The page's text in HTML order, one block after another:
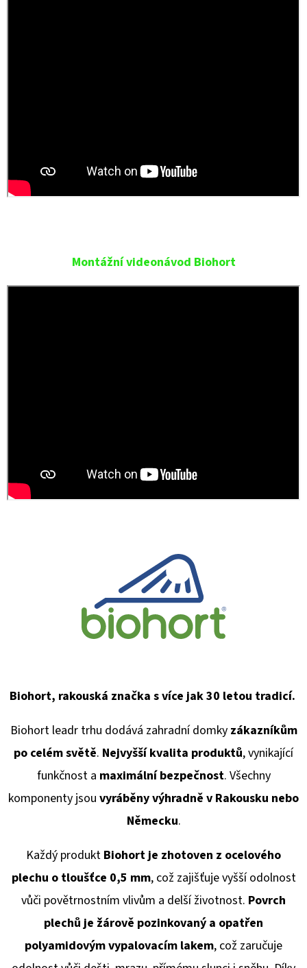
Montážní videonávod Biohort
Biohort, rakouská značka s více jak 30 letou tradicí.
Biohort leadr trhu dodává zahradní domky zákazníkům
po celém světě. Nejvyšší kvalita produktů, vynikající
funkčnost a maximální bezpečnost. Všechny
komponenty jsou vyráběny výhradně v Rakousku nebo
Německu.
Každý produkt Biohort je zhotoven z ocelového
plechu o tloušťce 0,5 mm, což zajišťuje vyšší odolnost
vůči povětrnostním vlivům a delší životnost. Povrch
plechů je žárově pozinkovaný a opatřen
polyamidovým vypalovacím lakem, což zaručuje